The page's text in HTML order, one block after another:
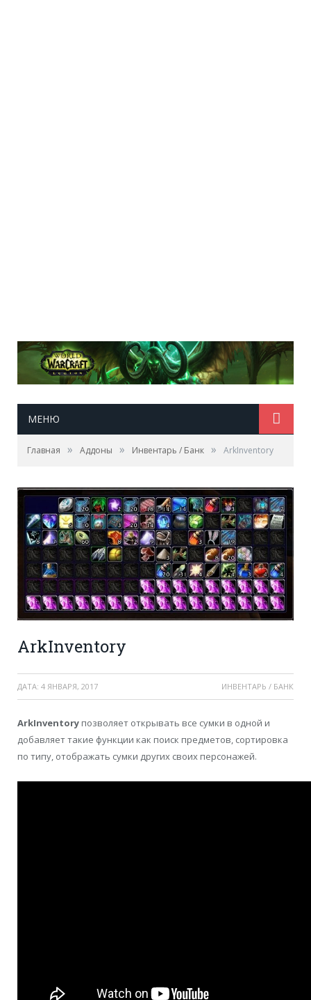
МЕНЮ
Главная » Аддоны » Инвентарь / Банк » ArkInventory
ArkInventory
ДАТА: 4 ЯНВАРЯ, 2017 ИНВЕНТАРЬ / БАНК
ArkInventory позволяет открывать все сумки в одной и
добавляет такие функции как поиск предметов, сортировка
по типу, отображать сумки других своих персонажей.